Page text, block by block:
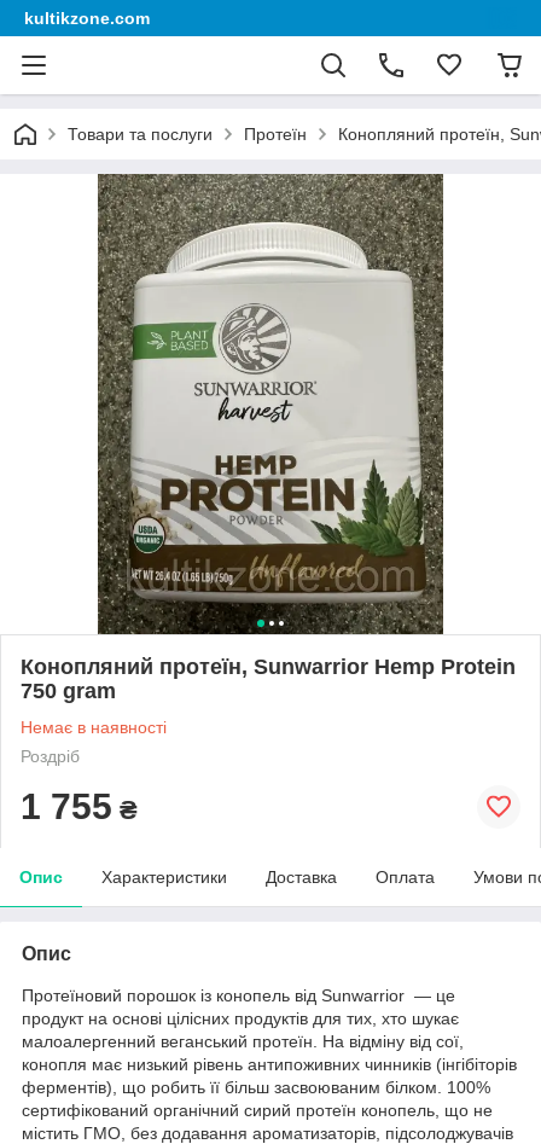
kultikzone.com
Товари та послуги Протеїн Конопляний протеїн,
Конопляний протеїн, Sunwarrior Hemp Protein
750 gram
Немає в наявності
Роздріб
1 755 ₴
Опис Характеристики Доставка Оплата Умови
Опис
Протеїновий порошок із конопель від Sunwarrior — це
продукт на основі цілісних продуктів для тих, хто шукає
малоалергенний веганський протеїн. На відміну від сої,
конопля має низький рівень антипоживних чинників (інгібіторів
ферментів), що робить її більш засвоюваним білком. 100%
сертифікований органічний сирий протеїн конопель, що не
містить ГМО, без додавання ароматизаторів, підсолоджувачів